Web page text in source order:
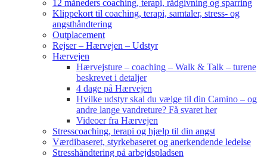
12 måneders coaching, terapi, rådgivning og sparring
Klippekort til coaching, terapi, samtaler, stress- og
angsthåndtering
Outplacement
Rejser – Hærvejen – Udstyr
Hærvejen
Hærvejsture – coaching – Walk & Talk – turene
beskrevet i detaljer
4 dage på Hærvejen
Hvilke udstyr skal du vælge til din Camino – og
andre lange vandreture? Få svaret her
Videoer fra Hærvejen
Stresscoaching, terapi og hjælp til din angst
Værdibaseret, styrkebaseret og anerkendende ledelse
Stresshåndtering på arbejdspladsen